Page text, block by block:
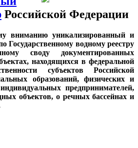
Российской Федерации
вниманию уникализированный и
Государственному водному реестру
своду документированных
находящихся в федеральной
субъектов Российской
образований, физических и
предпринимателей,
объектов, о речных бассейнах и